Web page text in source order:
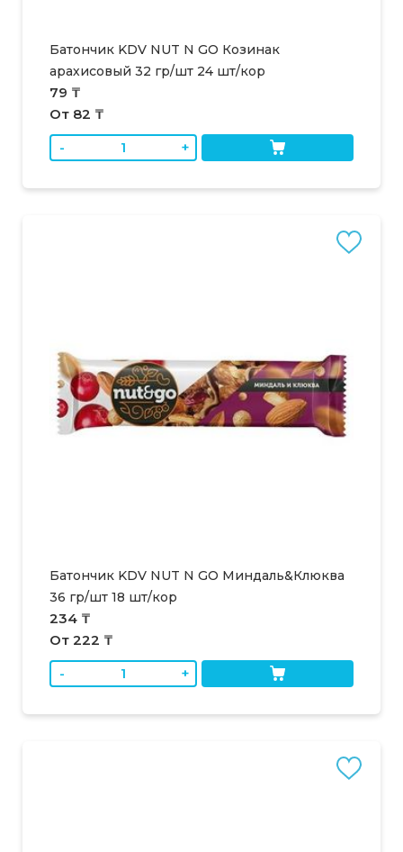
Батончик KDV NUT N GO Козинак
арахисовый 32 гр/шт 24 шт/кор
79 ₸
От 82 ₸
-
+
Батончик KDV NUT N GO Миндаль&Клюква
36 гр/шт 18 шт/кор
234 ₸
От 222 ₸
-
+